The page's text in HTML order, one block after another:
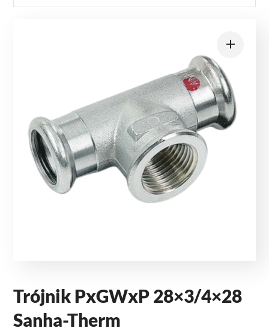
Trójnik PxGWxP 28×3/4×28
Sanha-Therm